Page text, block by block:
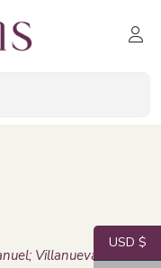
Villanueva Blasco,
USD $